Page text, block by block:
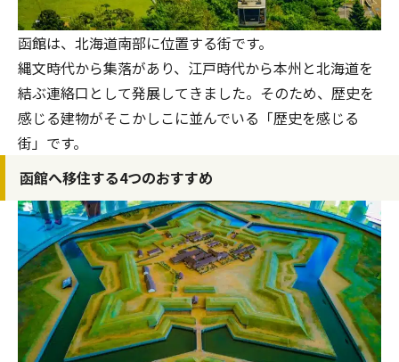
函館は、北海道南部に位置する街です。
縄文時代から集落があり、江戸時代から本州と北海道を
結ぶ連絡口として発展してきました。そのため、歴史を
感じる建物がそこかしこに並んでいる「歴史を感じる
街」です。
函館へ移住する4つのおすすめ